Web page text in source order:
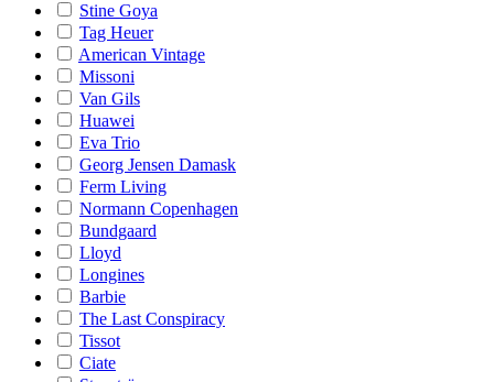
Stine Goya
Tag Heuer
American Vintage
Missoni
Van Gils
Huawei
Eva Trio
Georg Jensen Damask
Ferm Living
Normann Copenhagen
Bundgaard
Lloyd
Longines
Barbie
The Last Conspiracy
Tissot
Ciate